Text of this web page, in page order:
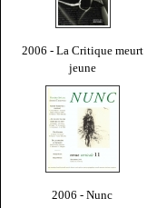
2006 - La Critique meurt
jeune
2006 - Nunc